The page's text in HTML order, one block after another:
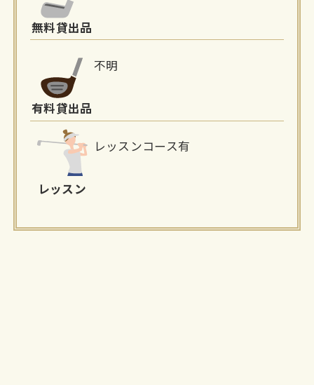
無料貸出品
有料貸出品
不明
レッスン
レッスンコース有